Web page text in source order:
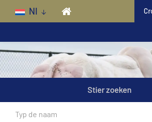
Skip to main content
Nl
Stier zoeken